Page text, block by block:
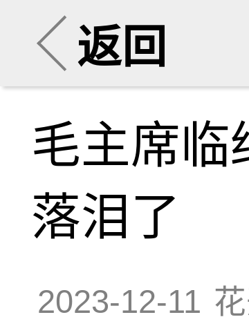
返回
毛主席临
落泪了
2023-12-11